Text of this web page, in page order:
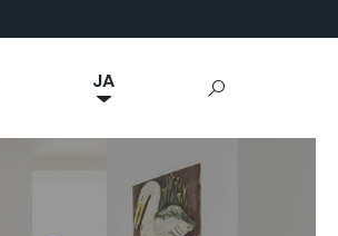
Stamped Concrete
JA